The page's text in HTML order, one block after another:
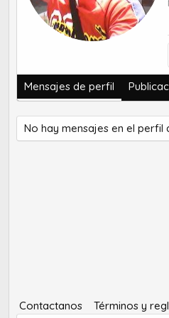
Mensajes de perfil
No hay mensajes en el
Contactanos Términos y